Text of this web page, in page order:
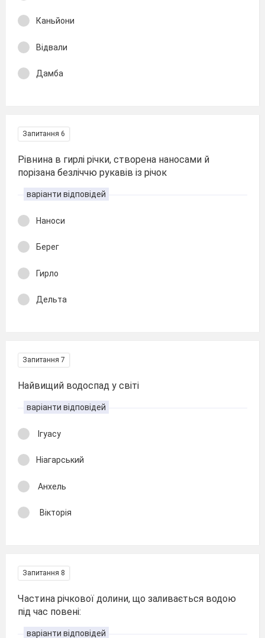
Каньйони
Відвали
Дамба
Запитання 6
Рівнина в гирлі річки, створена наносами й
порізана безліччю рукавів із річок
варіанти відповідей
Наноси
Берег
Гирло
Дельта
Запитання 7
Найвищий водоспад у світі
варіанти відповідей
Ігуасу
Ніагарський
Анхель
Вікторія
Запитання 8
Частина річкової долини, що заливається водою
під час повені:
варіанти відповідей